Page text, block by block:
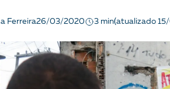
Democracia e Justiça
Direitos socioambientais
Justiça criminal
Ferreira26/03/2020 3 min(atualizado